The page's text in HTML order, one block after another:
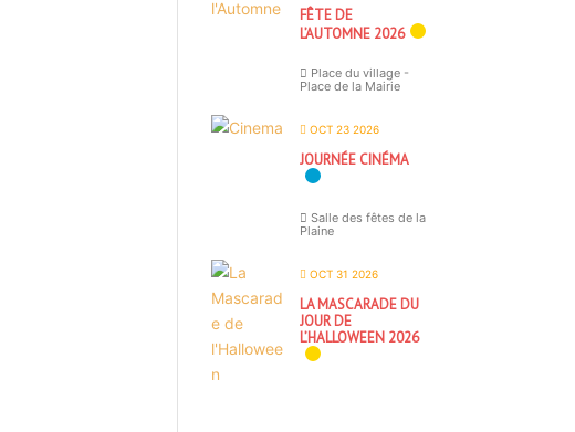
FÊTE DE
L’AUTOMNE 2026
Place du village -
Place de la Mairie
OCT 23 2026
JOURNÉE CINÉMA
Salle des fêtes de la
Plaine
OCT 31 2026
LA MASCARADE DU
JOUR DE
L’HALLOWEEN 2026